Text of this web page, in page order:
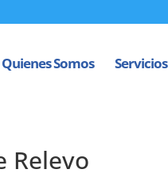
Quienes Somos Servicios
Relevo